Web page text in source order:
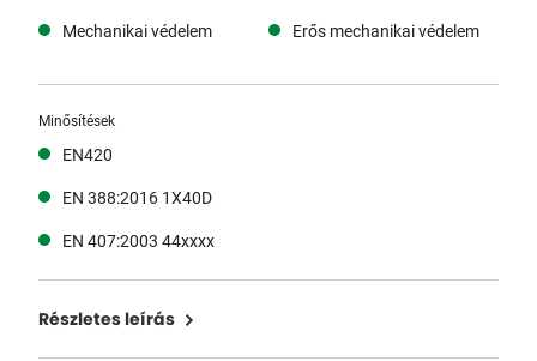
Mechanikai védelem
Erős mechanikai védelem
Minősítések
EN420
EN 388:2016 1X40D
EN 407:2003 44xxxx
Részletes leírás